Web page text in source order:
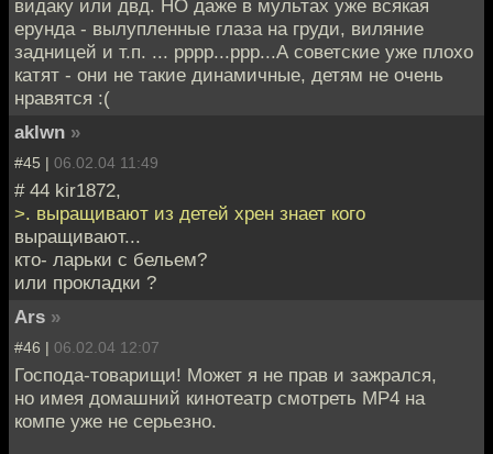
видаку или двд. НО даже в мультах уже всякая
ерунда - вылупленные глаза на груди, виляние
задницей и т.п. ... рррр...ррр...А советские уже плохо
катят - они не такие динамичные, детям не очень
нравятся :(
aklwn »
#45 | 06.02.04 11:49
# 44 kir1872,
>. выращивают из детей хрен знает кого
выращивают...
кто- ларьки с бельем?
или прокладки ?
Ars »
#46 | 06.02.04 12:07
Господа-товарищи! Может я не прав и зажрался,
но имея домашний кинотеатр смотреть MP4 на
компе уже не серьезно.